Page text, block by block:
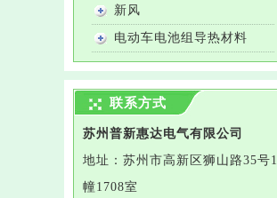
新风
电动车电池组导热材料
联系方式
苏州普新惠达电气有限公司
地址： 苏州市高新区狮山路35号1
幢1708室